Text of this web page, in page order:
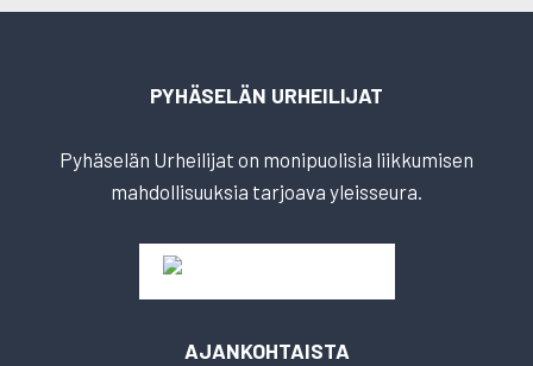
PYHÄSELÄN URHEILIJAT
Pyhäselän Urheilijat on monipuolisia liikkumisen
mahdollisuuksia tarjoava yleisseura.
AJANKOHTAISTA